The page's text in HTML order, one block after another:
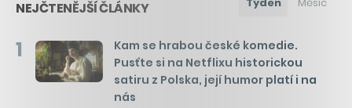
NEJČTENĚJŠÍ ČLÁNKY
1
Kam se hrabou české komedie.
Pusťte si na Netflixu historickou
satiru z Polska, její humor platí i na
nás